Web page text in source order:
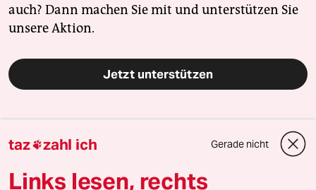
auch? Dann machen Sie mit und unterstützen Sie
unsere Aktion.
Jetzt unterstützen
Themen
taz zahl ich Gerade nicht
Links lesen, rechts